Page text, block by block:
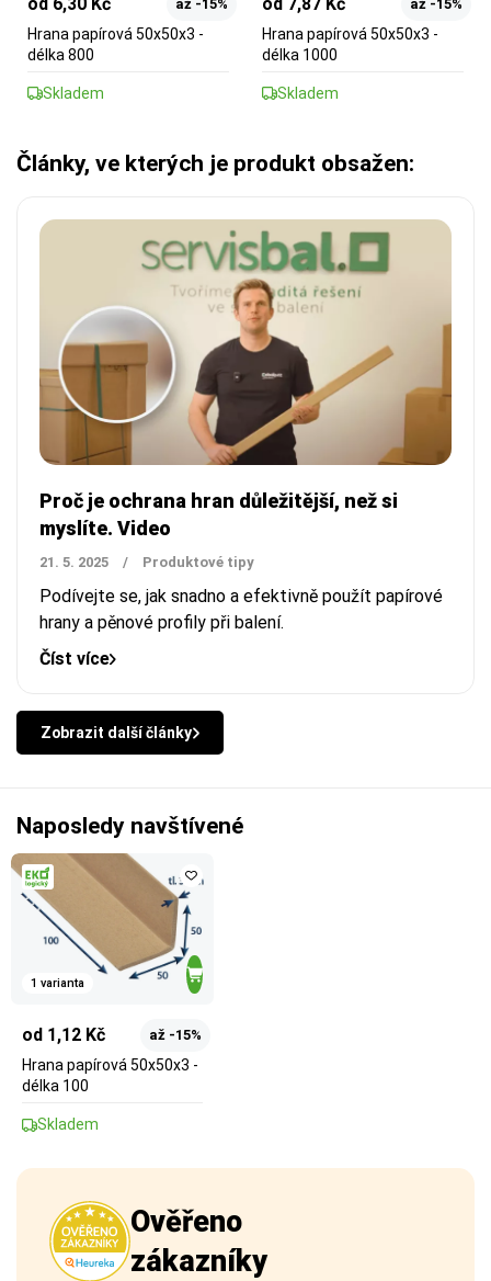
až -15%
Hrana papírová 50x50x3 -
délka 800
Skladem
až -15%
Hrana papírová 50x50x3 -
délka 1000
Skladem
Články, ve kterých je produkt obsažen:
Proč je ochrana hran důležitější, než si
myslíte. Video
21. 5. 2025 / Produktové tipy
Podívejte se, jak snadno a efektivně použít papírové
hrany a pěnové profily při balení.
Číst více
Zobrazit další články
Naposledy navštívené
1 varianta
od 1,12 Kč až -15%
Hrana papírová 50x50x3 -
délka 100
Skladem
Ověřeno
zákazníky